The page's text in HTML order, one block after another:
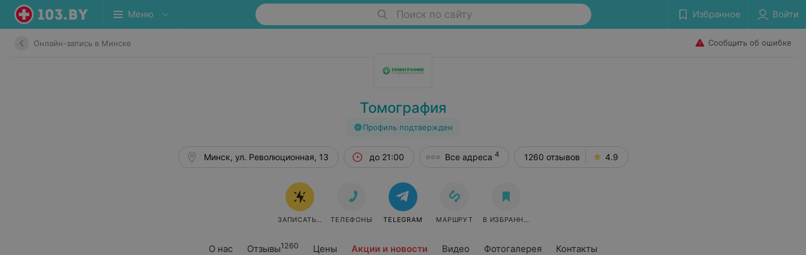
Меню Поиск по сайту Избранное Войти
Онлайн-запись в Минске Сообщить об ошибке
Томография
Профиль подтвержден
О нас Отзывы1260 Цены Акции и новости Видео Фотогалерея Контакты
Минск, ул. Революционная, 13 до 21:00 Все адреса 4 1260 отзывов 4.9
ЗАПИСАТЬСЯ ОНЛАЙН
ТЕЛЕФОНЫ TELEGRAM МАРШРУТ В ИЗБРАННОЕ